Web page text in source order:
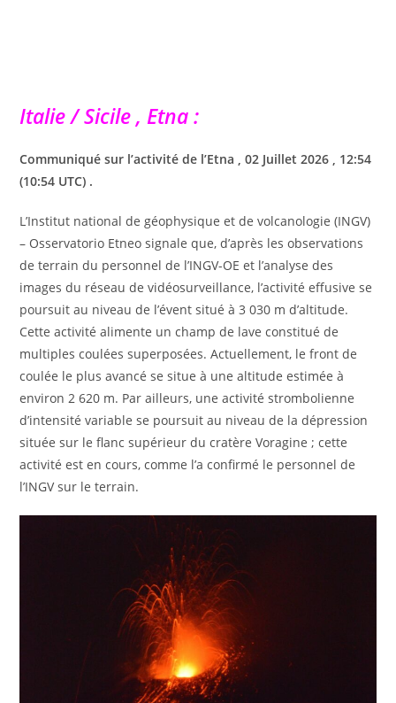
Italie / Sicile , Etna :
Communiqué sur l’activité de l’Etna , 02 Juillet 2026 , 12:54
(10:54 UTC) .
L’Institut national de géophysique et de volcanologie (INGV)
– Osservatorio Etneo signale que, d’après les observations
de terrain du personnel de l’INGV-OE et l’analyse des
images du réseau de vidéosurveillance, l’activité effusive se
poursuit au niveau de l’évent situé à 3 030 m d’altitude.
Cette activité alimente un champ de lave constitué de
multiples coulées superposées. Actuellement, le front de
coulée le plus avancé se situe à une altitude estimée à
environ 2 620 m. Par ailleurs, une activité strombolienne
d’intensité variable se poursuit au niveau de la dépression
située sur le flanc supérieur du cratère Voragine ; cette
activité est en cours, comme l’a confirmé le personnel de
l’INGV sur le terrain.